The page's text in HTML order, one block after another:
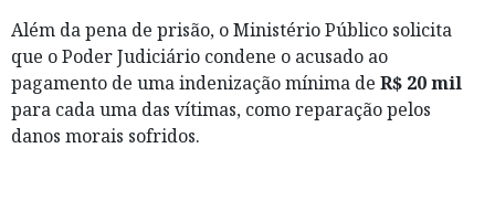
Além da pena de prisão, o Ministério Público solicita
que o Poder Judiciário condene o acusado ao
pagamento de uma indenização mínima de R$ 20 mil
para cada uma das vítimas, como reparação pelos
danos morais sofridos.